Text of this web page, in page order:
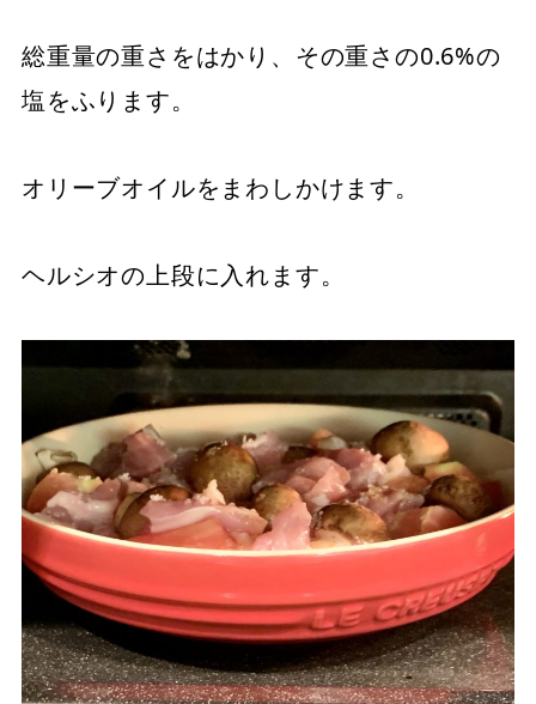
総重量の重さをはかり、その重さの0.6%の
塩をふります。
オリーブオイルをまわしかけます。
ヘルシオの上段に入れます。